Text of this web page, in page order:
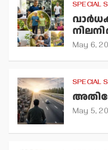
SPECIAL
May 6,
SPECIAL
May 5,